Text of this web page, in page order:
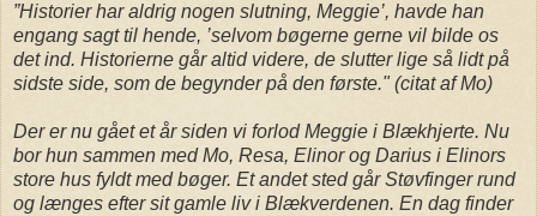
”Historier har aldrig nogen slutning, Meggie’, havde han
engang sagt til hende, ’selvom bøgerne gerne vil bilde os
det ind. Historierne går altid videre, de slutter lige så lidt på
sidste side, som de begynder på den første." (citat af Mo)
Der er nu gået et år siden vi forlod Meggie i Blækhjerte. Nu
bor hun sammen med Mo, Resa, Elinor og Darius i Elinors
store hus fyldt med bøger. Et andet sted går Støvfinger rund
og længes efter sit gamle liv i Blækverdenen. En dag finder